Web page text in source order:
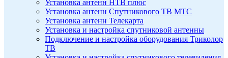
Установка антенн НТВ плюс
Установка антенн Спутникового ТВ МТС
Установка антенн Телекарта
Установка и настройка спутниковой антенны
Подключение и настройка оборудования Триколор
ТВ